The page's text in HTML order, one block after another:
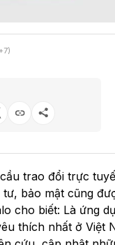
trao đổi trực
tư, bảo mật cũng
cho biết: Là ứng
thích nhất ở Việt